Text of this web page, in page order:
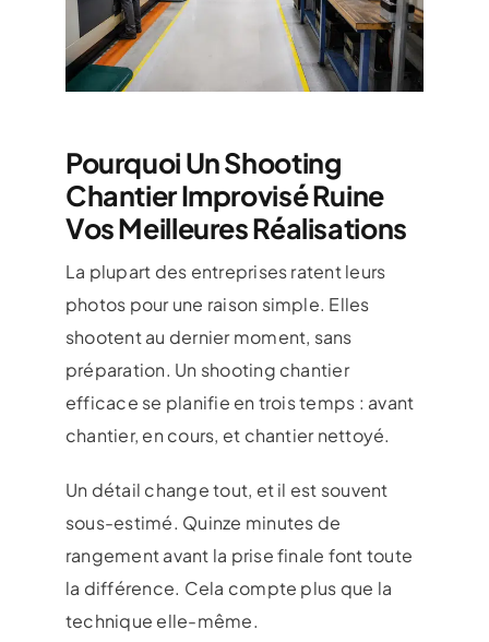
Pourquoi Un Shooting
Chantier Improvisé Ruine
Vos Meilleures Réalisations
La plupart des entreprises ratent leurs
photos pour une raison simple. Elles
shootent au dernier moment, sans
préparation. Un shooting chantier
efficace se planifie en trois temps : avant
chantier, en cours, et chantier nettoyé.
Un détail change tout, et il est souvent
sous-estimé. Quinze minutes de
rangement avant la prise finale font toute
la différence. Cela compte plus que la
technique elle-même.